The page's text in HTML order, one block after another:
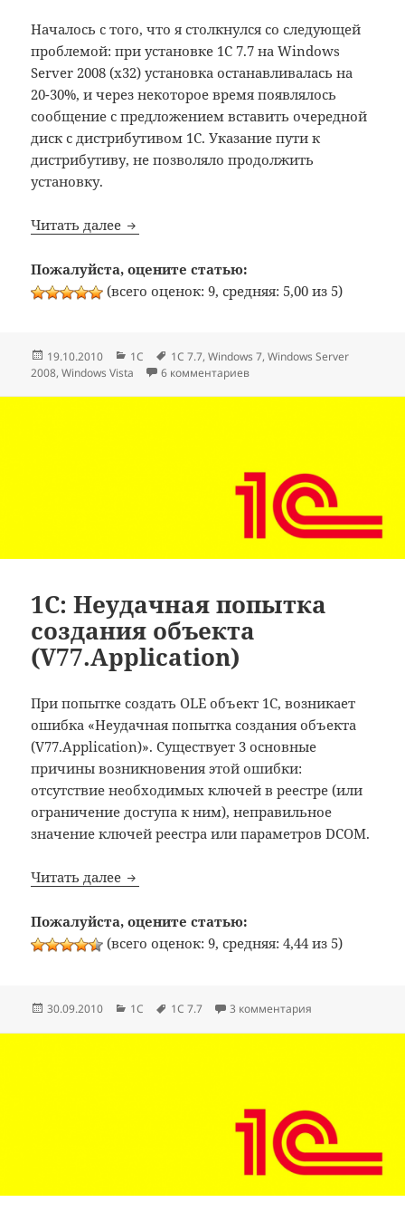
Началось с того, что я столкнулся со следующей
проблемой: при установке 1С 7.7 на Windows
Server 2008 (x32) установка останавливалась на
20-30%, и через некоторое время появлялось
сообщение с предложением вставить очередной
диск с дистрибутивом 1С. Указание пути к
дистрибутиву, не позволяло продолжить
установку.
Читать далее 1C 7.7: Установка останавливается на
Пожалуйста, оцените статью:
(всего оценок: 9, средняя: 5,00 из 5)
Опубликовано
19.10.2010 Рубрики
1C Метки
1C 7.7,Windows 7,Windows Server
2008,Windows Vista 6 комментариевк записи 1C 7.7: Установка
1C: Неудачная попытка
создания объекта
(V77.Application)
При попытке создать OLE объект 1С, возникает
ошибка «Неудачная попытка создания объекта
(V77.Application)». Существует 3 основные
причины возникновения этой ошибки:
отсутствие необходимых ключей в реестре (или
ограничение доступа к ним), неправильное
значение ключей реестра или параметров DCOM.
Читать далее 1C: Неудачная попытка создания
Пожалуйста, оцените статью:
(всего оценок: 9, средняя: 4,44 из 5)
Опубликовано
30.09.2010 Рубрики
1C Метки
1C 7.7 3 комментария